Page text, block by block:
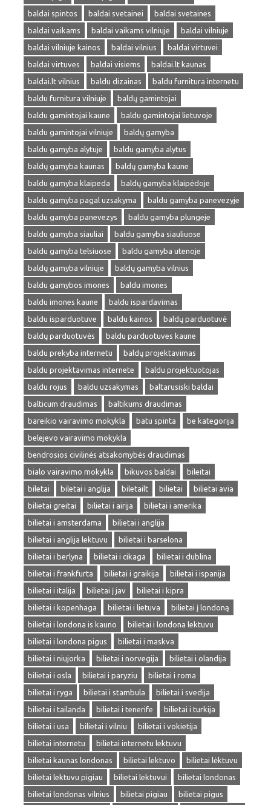
baldai spintos
baldai svetainei
baldai svetaines
baldai vaikams
baldai vaikams vilniuje
baldai vilniuje
baldai vilniuje kainos
baldai vilnius
baldai virtuvei
baldai virtuves
baldai visiems
baldai.lt kaunas
baldai.lt vilnius
baldu dizainas
baldu furnitura internetu
baldu furnitura vilniuje
baldų gamintojai
baldu gamintojai kaune
baldu gamintojai lietuvoje
baldu gamintojai vilniuje
baldų gamyba
baldu gamyba alytuje
baldu gamyba alytus
baldų gamyba kaunas
baldų gamyba kaune
baldu gamyba klaipeda
baldų gamyba klaipėdoje
baldu gamyba pagal uzsakyma
baldu gamyba panevezyje
baldu gamyba panevezys
baldu gamyba plungeje
baldu gamyba siauliai
baldu gamyba siauliuose
baldu gamyba telsiuose
baldu gamyba utenoje
baldų gamyba vilniuje
baldų gamyba vilnius
baldu gamybos imones
baldu imones
baldu imones kaune
baldu ispardavimas
baldu isparduotuve
baldu kainos
baldų parduotuvė
baldų parduotuvės
baldu parduotuves kaune
baldu prekyba internetu
baldų projektavimas
baldu projektavimas internete
baldu projektuotojas
baldu rojus
baldu uzsakymas
baltarusiski baldai
balticum draudimas
baltikums draudimas
bareikio vairavimo mokykla
batu spinta
be kategorija
belejevo vairavimo mokykla
bendrosios civilinės atsakomybės draudimas
bialo vairavimo mokykla
bikuvos baldai
bileitai
biletai
biletai i anglija biletailt bilietai
bilietai avia
bilietai greitai
bilietai i airija
bilietai i amerika
bilietai i amsterdama
bilietai i anglija
bilietai i anglija lektuvu
bilietai i barselona
bilietai i berlyna
bilietai i cikaga
bilietai i dublina
bilietai i frankfurta
bilietai i graikija
bilietai i ispanija
bilietai i italija
bilietai į jav
bilietai i kipra
bilietai i kopenhaga
bilietai i lietuva
bilietai į londoną
bilietai i londona is kauno
bilietai i londona lektuvu
bilietai i londona pigus
bilietai i maskva
bilietai i niujorka
bilietai i norvegija
bilietai i olandija
bilietai i osla
bilietai i paryziu
bilietai i roma
bilietai i ryga
bilietai i stambula
bilietai i svedija
bilietai i tailanda
bilietai i tenerife
bilietai i turkija
bilietai i usa
bilietai i vilniu
bilietai i vokietija
bilietai internetu
bilietai internetu lektuvu
bilietai kaunas londonas
bilietai lektuvo
bilietai lėktuvu
bilietai lektuvu pigiau
bilietai lektuvui
bilietai londonas
bilietai londonas vilnius
bilietai pigiau
bilietai pigus